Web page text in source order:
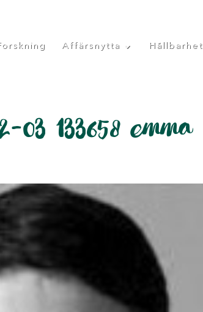
Affärsnytta Hållbarhet
133658 emma